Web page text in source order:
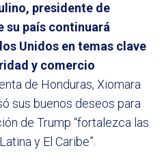
presidente de
su país continuará
Unidos en temas clave
y comercio
de Honduras, Xiomara
sus buenos deseos para
de Trump “fortalezca las
y El Caribe”.